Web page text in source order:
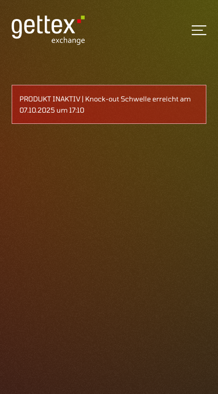
PRODUKT INAKTIV | Knock-out Schwelle erreicht am
07.10.2025 um 17:10